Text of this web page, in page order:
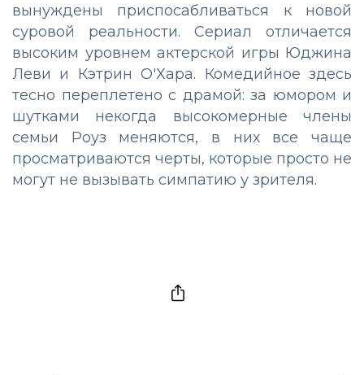
вынуждены приспосабливаться к новой
суровой реальности. Сериал отличается
высоким уровнем актерской игры Юджина
Леви и Кэтрин О'Хара. Комедийное здесь
тесно переплетено с драмой: за юмором и
шутками некогда высокомерные члены
семьи Роуз меняются, в них все чаще
просматриваются черты, которые просто не
могут не вызывать симпатию у зрителя.